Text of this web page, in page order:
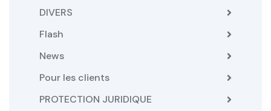
DIVERS
Flash
News
Pour les clients
PROTECTION JURIDIQUE